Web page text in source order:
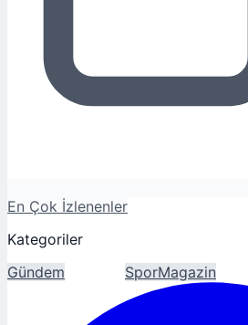
En Çok İzlenenler
Kategoriler
Gündem
SporMagazin